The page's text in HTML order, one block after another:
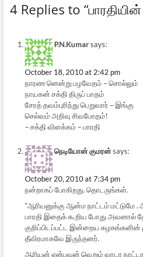
4 Replies to
P.N.Kumarsays:
October 18, 2010 at 2:42 pm
நாரண னென்று பழவேதம் – சொல்லும்
நாயகன் சக்தி திருப் பாதம்
சேரத் தவம்புரிந்து பெறுவார் – இங்கு
செல்வம் அறிவு சிவபோதம்!
– சக்தி விளக்கம் – பாரதி
நெடியோன் குமரன்says:
October 20, 2010 at 7:34 pm
நன்றாகப் போகிறது. தொடருங்கள்.
“ஆரியனுக்கு ஆன்ம நாட்டம் மட்டுமே
பாரதி இதைக் கூறிய போது அவனால்
குறிப்பிடப்பட்ட இன்றைய
தீவிரமாகவே இருந்தனர்.
ஆரியன் என்பவன் வெறும் வாடா